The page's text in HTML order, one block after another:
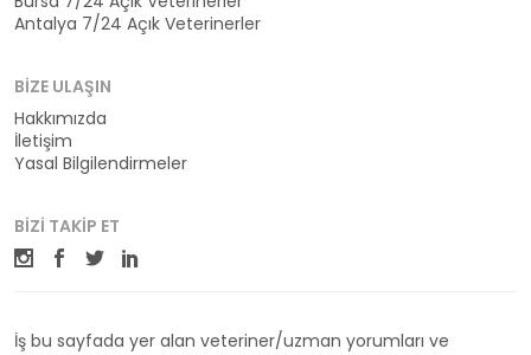
Antalya 7/24 Açık Veterinerler
BIZE ULAŞIN
Hakkımızda
İletişim
Yasal Bilgilendirmeler
BIZI TAKIP ET
İş bu sayfada yer alan veteriner/uzman yorumları ve